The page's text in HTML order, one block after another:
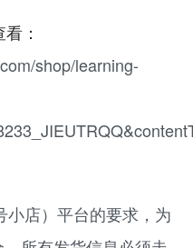
：
shop/learning-
店）平台的要求，为